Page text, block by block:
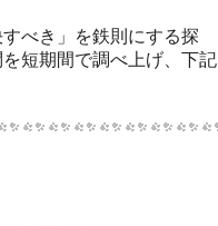
べき」を鉄則にする探
短期間で調べ上げ、下記